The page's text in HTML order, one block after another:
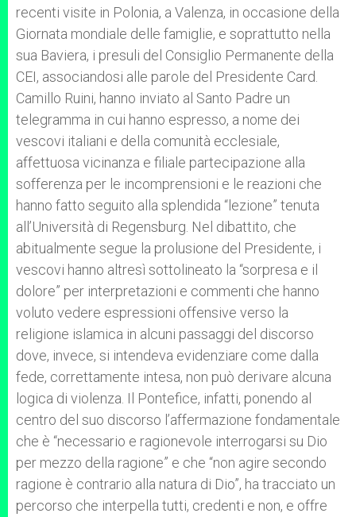
recenti visite in Polonia, a Valenza, in occasione della
Giornata mondiale delle famiglie, e soprattutto nella
sua Baviera, i presuli del Consiglio Permanente della
CEI, associandosi alle parole del Presidente Card.
Camillo Ruini, hanno inviato al Santo Padre un
telegramma in cui hanno espresso, a nome dei
vescovi italiani e della comunità ecclesiale,
affettuosa vicinanza e filiale partecipazione alla
sofferenza per le incomprensioni e le reazioni che
hanno fatto seguito alla splendida “lezione” tenuta
all’Università di Regensburg. Nel dibattito, che
abitualmente segue la prolusione del Presidente, i
vescovi hanno altresì sottolineato la “sorpresa e il
dolore” per interpretazioni e commenti che hanno
voluto vedere espressioni offensive verso la
religione islamica in alcuni passaggi del discorso
dove, invece, si intendeva evidenziare come dalla
fede, correttamente intesa, non può derivare alcuna
logica di violenza. Il Pontefice, infatti, ponendo al
centro del suo discorso l’affermazione fondamentale
che è “necessario e ragionevole interrogarsi su Dio
per mezzo della ragione” e che “non agire secondo
ragione è contrario alla natura di Dio”, ha tracciato un
percorso che interpella tutti, credenti e non, e offre